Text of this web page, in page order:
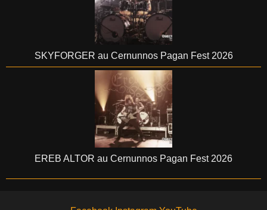
SKYFORGER au Cernunnos Pagan Fest 2026
EREB ALTOR au Cernunnos Pagan Fest 2026